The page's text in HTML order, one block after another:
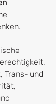
Trans- und